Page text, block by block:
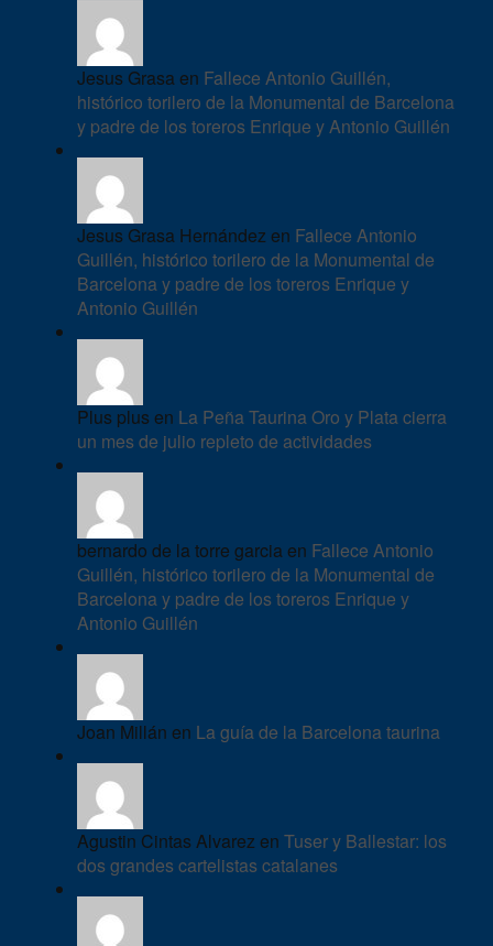
Jesus Grasa en Fallece Antonio Guillén,
histórico torilero de la Monumental de Barcelona
y padre de los toreros Enrique y Antonio Guillén
Jesus Grasa Hernández en Fallece Antonio
Guillén, histórico torilero de la Monumental de
Barcelona y padre de los toreros Enrique y
Antonio Guillén
Plus plus en La Peña Taurina Oro y Plata cierra
un mes de julio repleto de actividades
bernardo de la torre garcia en Fallece Antonio
Guillén, histórico torilero de la Monumental de
Barcelona y padre de los toreros Enrique y
Antonio Guillén
Joan Millán en La guía de la Barcelona taurina
Agustin Cintas Alvarez en Tuser y Ballestar: los
dos grandes cartelistas catalanes